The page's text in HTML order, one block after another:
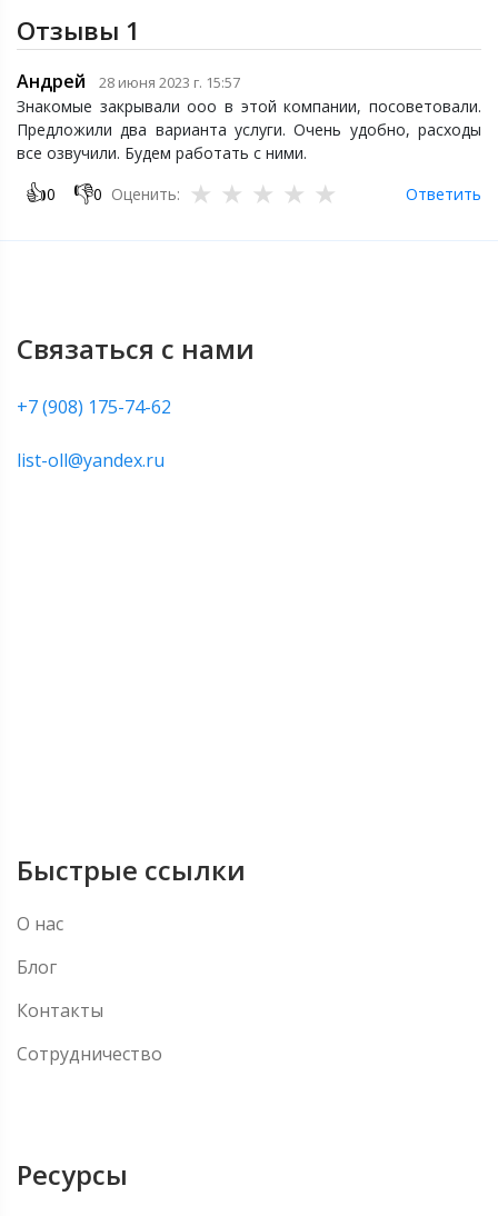
Отзывы 1
Андрей 28 июня 2023 г. 15:57
Знакомые закрывали ооо в этой компании, посоветовали.
Предложили два варианта услуги. Очень удобно, расходы
все озвучили. Будем работать с ними.
👍0 👎0 Оценить: ★ ★ ★ ★ ★ Ответить
Связаться с нами
+7 (908) 175-74-62
list-oll@yandex.ru
Быстрые ссылки
О нас
Блог
Контакты
Сотрудничество
Ресурсы